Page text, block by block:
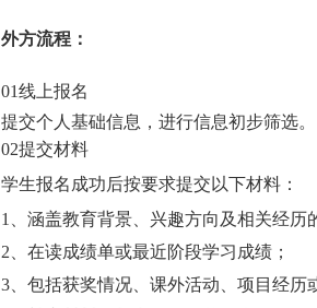
外方流程：
01线上报名
提交个人基础信息，进行信息初步筛选。
02提交材料
学生报名成功后按要求提交以下材料：
1、 涵盖教育背景、兴趣方向及相关经历
2、 在读成绩单或最近阶段学习成绩；
3、 包括获奖情况、课外活动、项目经历